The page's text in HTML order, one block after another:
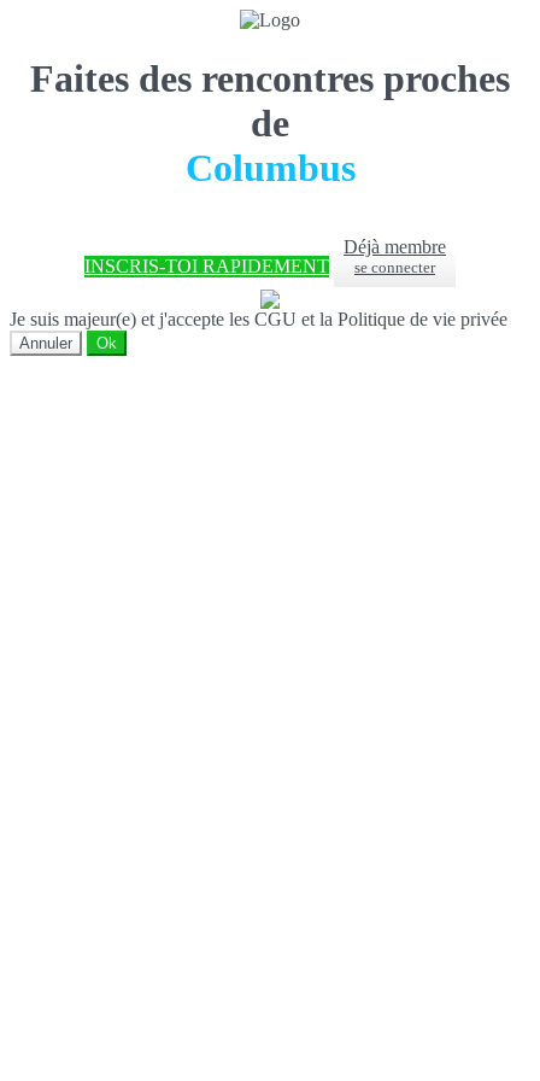
Faites des rencontres proches
de
Columbus
INSCRIS-TOI RAPIDEMENT
Déjà membre
se connecter
Je suis majeur(e) et j'accepte les CGU et la Politique de vie privée
Annuler Ok